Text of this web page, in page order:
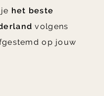
het beste
volgens
op jouw